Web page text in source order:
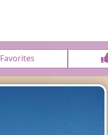
Favorites